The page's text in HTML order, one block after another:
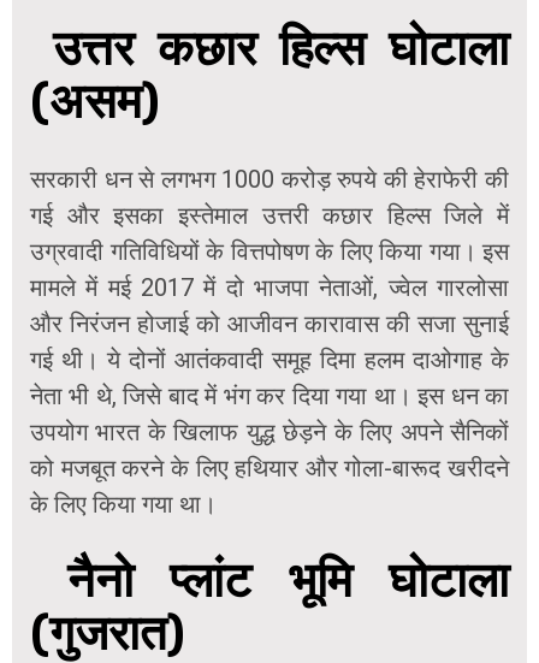
उत्तर कछार हिल्स घोटाला
(असम)
सरकारी धन से लगभग 1000 करोड़ रुपये की हेराफेरी की
गई और इसका इस्तेमाल उत्तरी कछार हिल्स जिले में
उग्रवादी गतिविधियों के वित्तपोषण के लिए किया गया। इस
मामले में मई 2017 में दो भाजपा नेताओं, ज्वेल गारलोसा
और निरंजन होजाई को आजीवन कारावास की सजा सुनाई
गई थी। ये दोनों आतंकवादी समूह दिमा हलम दाओगाह के
नेता भी थे, जिसे बाद में भंग कर दिया गया था। इस धन का
उपयोग भारत के खिलाफ युद्ध छेड़ने के लिए अपने सैनिकों
को मजबूत करने के लिए हथियार और गोला-बारूद खरीदने
के लिए किया गया था।
नैनो प्लांट भूमि घोटाला
(गुजरात)